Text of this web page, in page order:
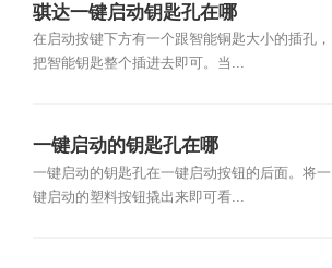
骐达一键启动钥匙孔在哪
在启动按键下方有一个跟智能铜匙大小的插孔，
把智能钥匙整个插进去即可。当...
一键启动的钥匙孔在哪
一键启动的钥匙孔在一键启动按钮的后面。将一
键启动的塑料按钮撬出来即可看...